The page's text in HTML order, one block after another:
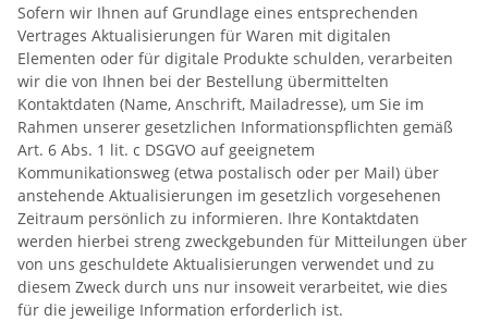
Sofern wir Ihnen auf Grundlage eines entsprechenden
Vertrages Aktualisierungen für Waren mit digitalen
Elementen oder für digitale Produkte schulden, verarbeiten
wir die von Ihnen bei der Bestellung übermittelten
Kontaktdaten (Name, Anschrift, Mailadresse), um Sie im
Rahmen unserer gesetzlichen Informationspflichten gemäß
Art. 6 Abs. 1 lit. c DSGVO auf geeignetem
Kommunikationsweg (etwa postalisch oder per Mail) über
anstehende Aktualisierungen im gesetzlich vorgesehenen
Zeitraum persönlich zu informieren. Ihre Kontaktdaten
werden hierbei streng zweckgebunden für Mitteilungen über
von uns geschuldete Aktualisierungen verwendet und zu
diesem Zweck durch uns nur insoweit verarbeitet, wie dies
für die jeweilige Information erforderlich ist.